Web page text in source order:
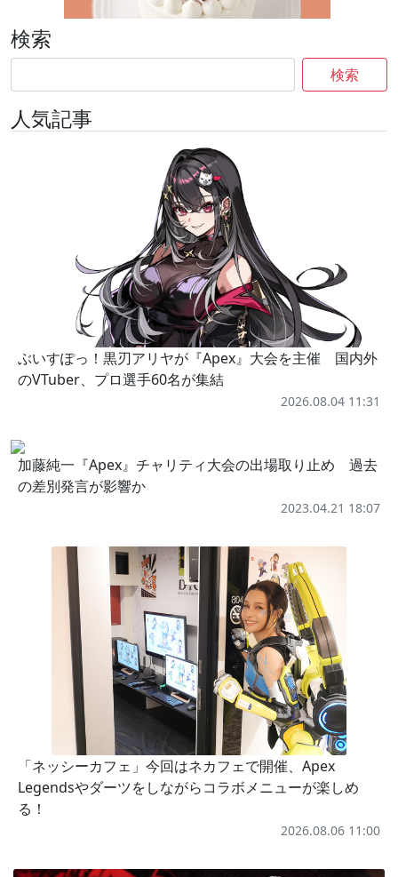
検索
検索
人気記事
ぶいすぽっ！黒刃アリヤが『Apex』大会を主催 国内外
のVTuber、プロ選手60名が集結
2026.08.04 11:31
加藤純一『Apex』チャリティ大会の出場取り止め 過去
の差別発言が影響か
2023.04.21 18:07
「ネッシーカフェ」今回はネカフェで開催、Apex
Legendsやダーツをしながらコラボメニューが楽しめ
る！
2026.08.06 11:00